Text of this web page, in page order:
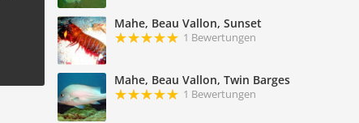
Mahe, Beau Vallon, Sunset
1 Bewertungen
Mahe, Beau Vallon, Twin Barges
1 Bewertungen